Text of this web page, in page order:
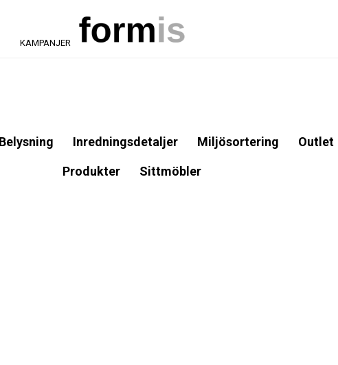
KAMPANJER
Belysning Inredningsdetaljer Miljösortering Outlet
Produkter Sittmöbler